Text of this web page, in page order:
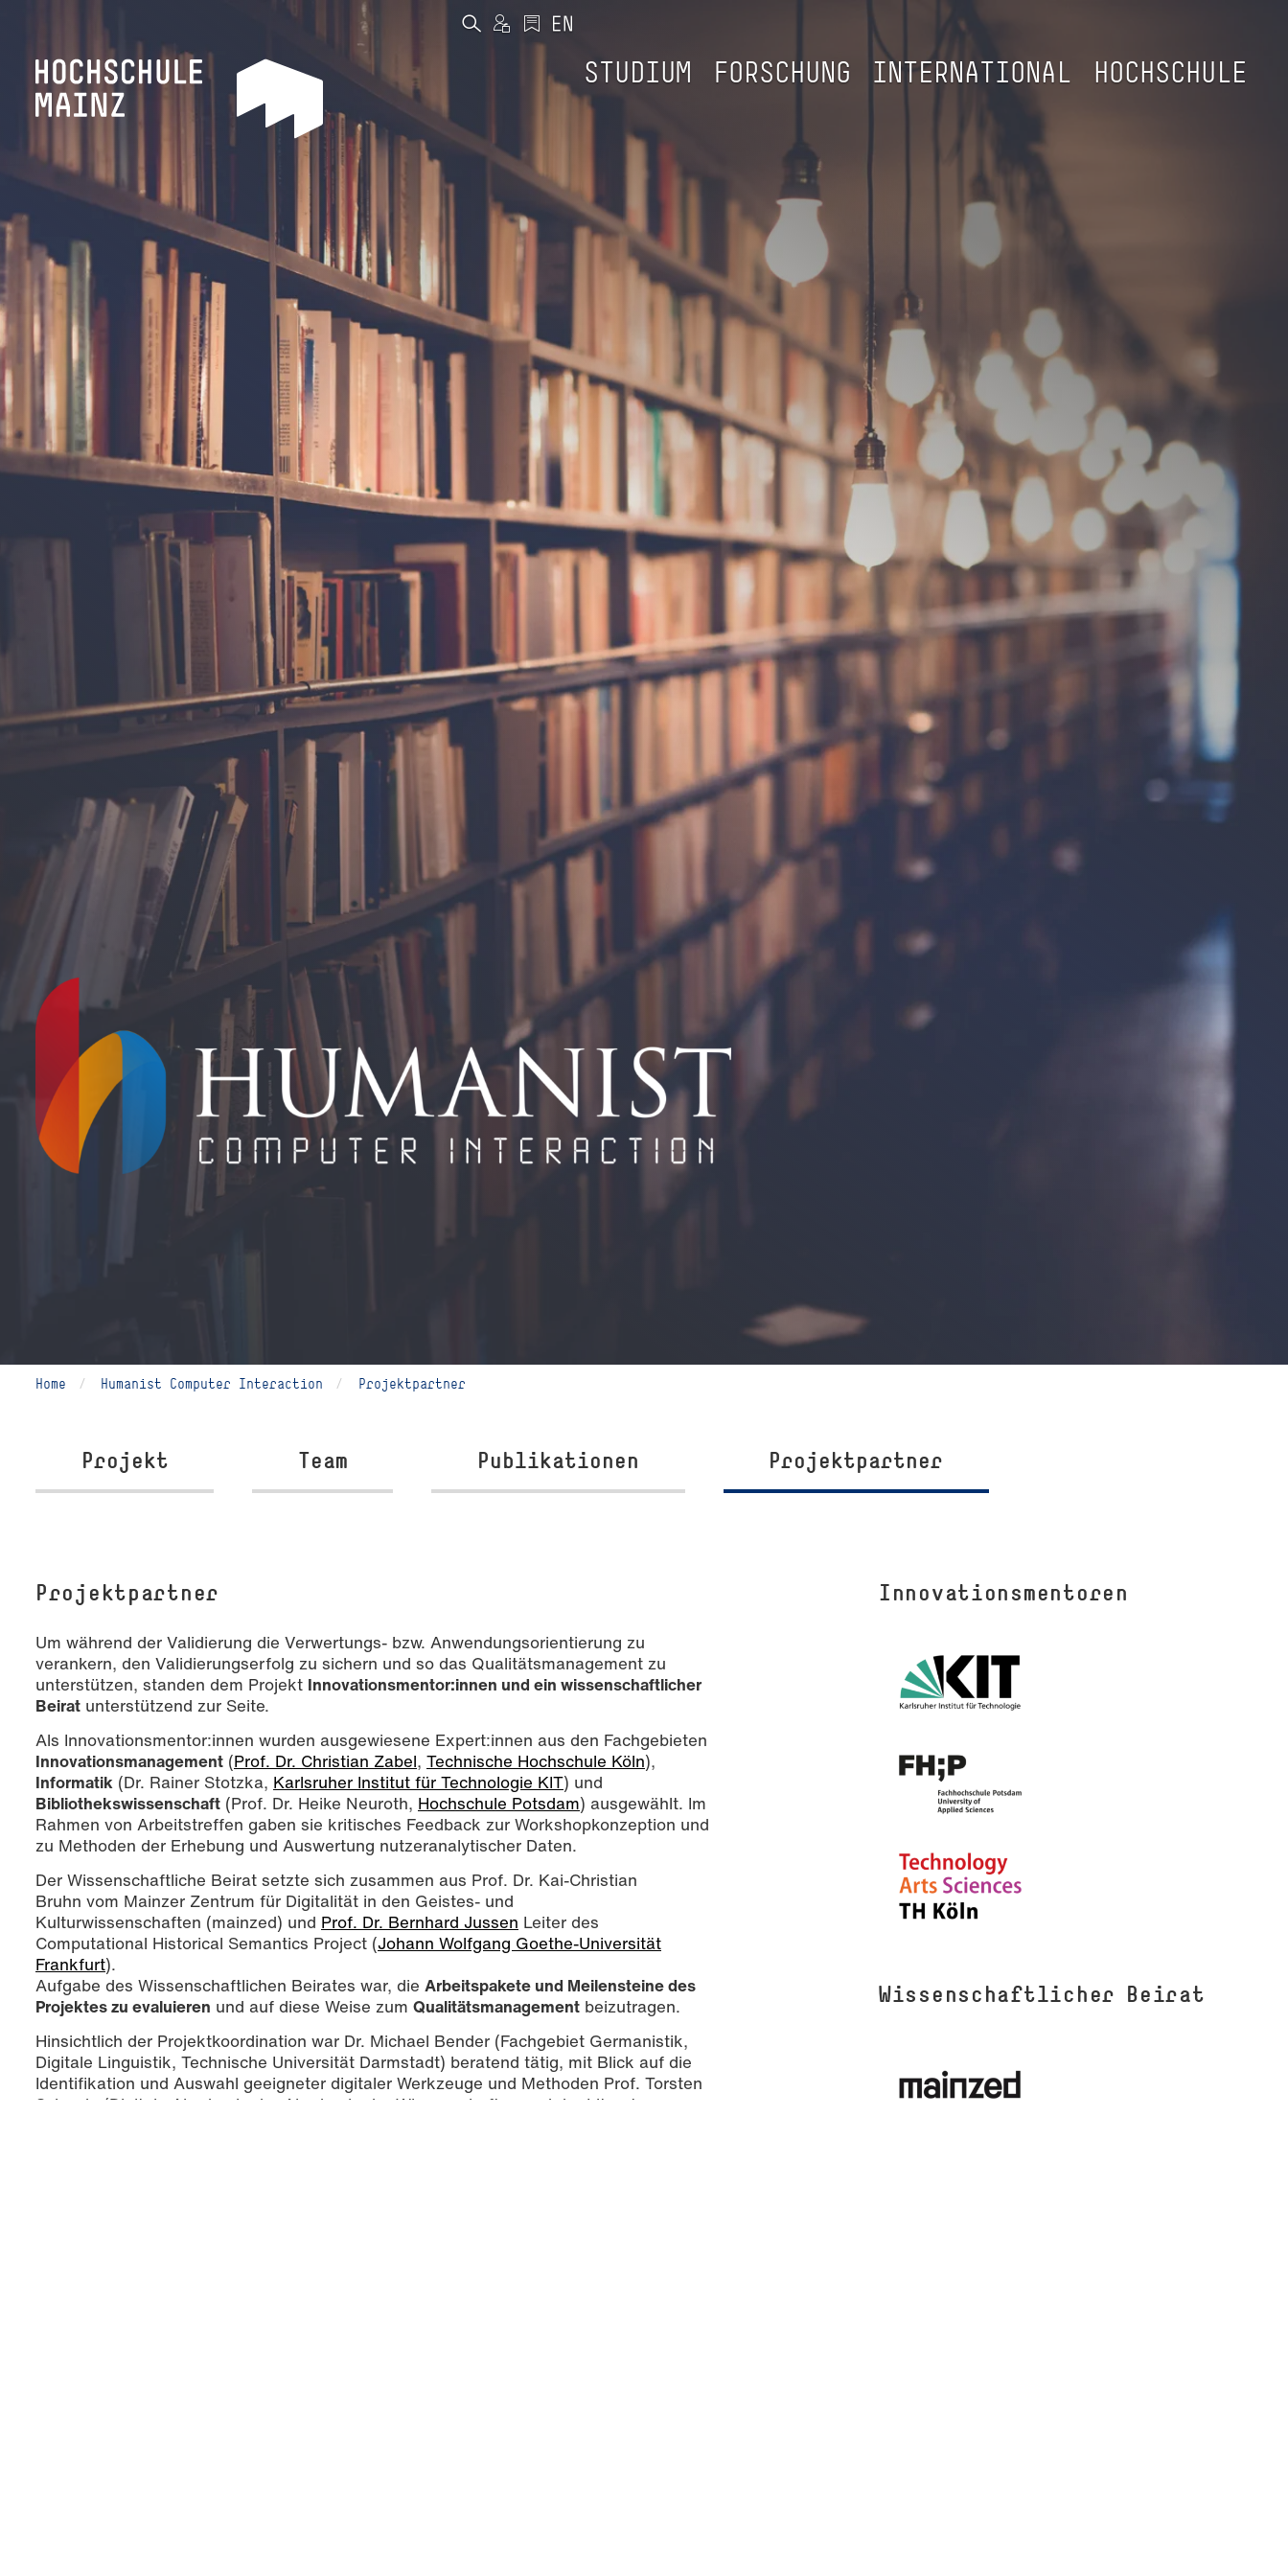
STUDIUM FORSCHUNG INTERNATIONAL HOCHSCHULE
Home Humanist Computer Interaction Projektpartner
Projekt Team Publikationen Projektpartner
Projektpartner
Um während der Validierung die Verwertungs- bzw. Anwendungsorientierung zu
verankern, den Validierungserfolg zu sichern und so das Qualitätsmanagement zu
unterstützen, standen dem Projekt Innovationsmentor:innen und ein wissenschaftlicher
Beirat unterstützend zur Seite.
Als Innovationsmentor:innen wurden ausgewiesene Expert:innen aus den Fachgebieten
Innovationsmanagement (Prof. Dr. Christian Zabel, Technische Hochschule Köln),
Informatik (Dr. Rainer Stotzka, Karlsruher Institut für Technologie KIT) und
Bibliothekswissenschaft (Prof. Dr. Heike Neuroth, Hochschule Potsdam) ausgewählt. Im
Rahmen von Arbeitstreffen gaben sie kritisches Feedback zur Workshopkonzeption und
zu Methoden der Erhebung und Auswertung nutzeranalytischer Daten.
Der Wissenschaftliche Beirat setzte sich zusammen aus Prof. Dr. Kai-Christian
Bruhn vom Mainzer Zentrum für Digitalität in den Geistes- und
Kulturwissenschaften (mainzed) und Prof. Dr. Bernhard Jussen Leiter des
Computational Historical Semantics Project (Johann Wolfgang Goethe-Universität
Frankfurt).
Aufgabe des Wissenschaftlichen Beirates war, die Arbeitspakete und Meilensteine des
Projektes zu evaluieren und auf diese Weise zum Qualitätsmanagement beizutragen.
Hinsichtlich der Projektkoordination war Dr. Michael Bender (Fachgebiet Germanistik,
Digitale Linguistik, Technische Universität Darmstadt) beratend tätig, mit Blick auf die
Identifikation und Auswahl geeigneter digitaler Werkzeuge und Methoden Prof. Torsten
Schrade (Digitale Akademie der Akademie der Wissenschaften und der Literatur,
Innovationsmentoren
Wis­sen­schaftlicher Beirat